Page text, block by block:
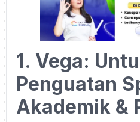
1. Vega:
Penguatan
Akademik &